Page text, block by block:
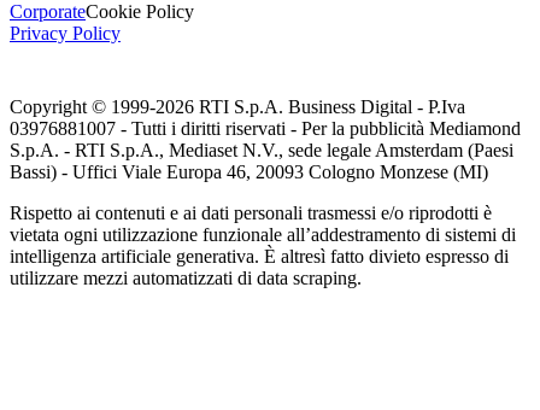
CorporateCookie Policy
Privacy Policy
Copyright © 1999-2026 RTI S.p.A. Business Digital - P.Iva
03976881007 - Tutti i diritti riservati - Per la pubblicità Mediamond
S.p.A. - RTI S.p.A., Mediaset N.V., sede legale Amsterdam (Paesi
Bassi) - Uffici Viale Europa 46, 20093 Cologno Monzese (MI)
Rispetto ai contenuti e ai dati personali trasmessi e/o riprodotti è
vietata ogni utilizzazione funzionale all’addestramento di sistemi di
intelligenza artificiale generativa. È altresì fatto divieto espresso di
utilizzare mezzi automatizzati di data scraping.